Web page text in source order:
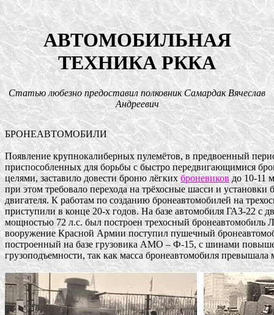
АВТОМОБИЛЬНАЯ
ТЕХНИКА РККА
Статью любезно предоставил полковник Самардак Вячеслав
Андреевич
БРОНЕАВТОМОБИЛИ
Появление крупнокалиберных пулемётов, в предвоенный
приспособленных для борьбы с быстро передвигающимися
целями, заставило довести броню лёгких броневиков до 10-11
при этом требовало перехода на трёхосные шасси и
двигателя. К работам по созданию бронеавтомобилей на
приступили в конце 20-х годов. На базе автомобиля ГАЗ-22 с
мощностью 72 л.с. был построен трехосный бронеавтомобиль
вооружение Красной Армии поступил пушечный
построенный на базе грузовика АМО – Ф-15, с шинами
грузоподъемности, так как масса бронеавтомобиля